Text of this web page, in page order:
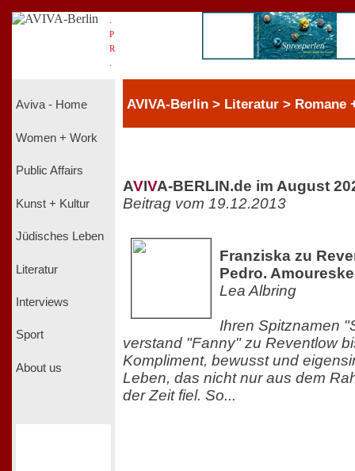
P
R
Aviva - Home
Women + Work
Public Affairs
Kunst + Kultur
Jüdisches Leben
Literatur
Interviews
Sport
About us
AVIVA-Berlin > Literatur > Romane
AVIVA-BERLIN.de im August
Beitrag vom 19.12.2013
Franziska zu
Pedro.
Lea Albring
Ihren Spitznamen
verstand "Fanny" zu Reventlow
Kompliment, bewusst und
Leben, das nicht nur aus dem
der Zeit fiel. So...